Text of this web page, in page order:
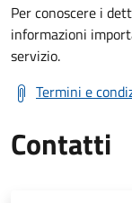
Per conoscere i
informazioni
servizio.
Termini e
Contatti